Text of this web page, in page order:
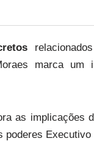
marca
as implicações
poderes Executivo